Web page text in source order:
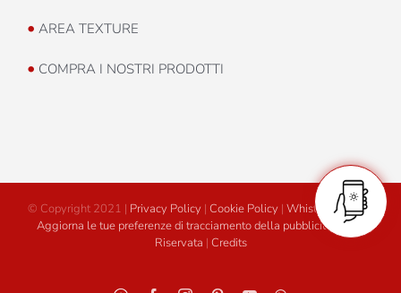
• AREA TEXTURE
• COMPRA I NOSTRI PRODOTTI
© Copyright 2021 | Privacy Policy | Cookie Policy | Whistleblowing
Aggiorna le tue preferenze di tracciamento della pubblicità
Area
Riservata | Credits